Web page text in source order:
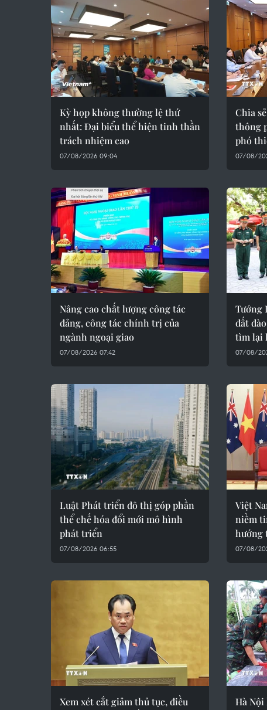
Kỳ họp không thường lệ thứ
nhất: Đại biểu thể hiện tinh thần
trách nhiệm cao
07/08/2026 09:04
Chia
thông
phó
07/08/
Nâng cao chất lượng công tác
đảng, công tác chính trị của
ngành ngoại giao
07/08/2026 07:42
Tướng
đất
tìm lại
07/08/
Luật Phát triển đô thị góp phần
thể chế hóa đổi mới mô hình
phát triển
07/08/2026 06:55
Việt
niềm
hướng
07/08/
Xem xét cắt giảm thủ tục, điều
Hà